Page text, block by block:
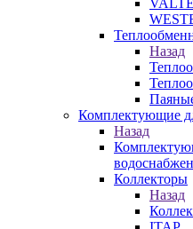
Назад
Комплектующие
Назад
Коллекторы
Назад